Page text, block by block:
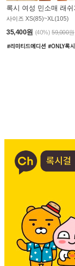
사이즈 XS(85)~XL(105)
35,400원 (40%) 59,000원